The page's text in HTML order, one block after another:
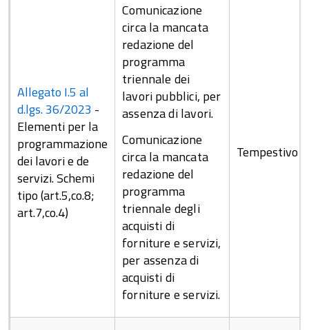
Allegato I.5 al
d.lgs. 36/2023 -
Elementi per la
programmazione
dei lavori e de
servizi. Schemi
tipo (art.5,co.8;
art.7,co.4)
Comunicazione
circa la mancata
redazione del
programma
triennale dei
lavori pubblici, per
assenza di lavori.
Comunicazione
circa la mancata
redazione del
programma
triennale degli
acquisti di
forniture e servizi,
per assenza di
acquisti di
forniture e servizi.
Tempestivo